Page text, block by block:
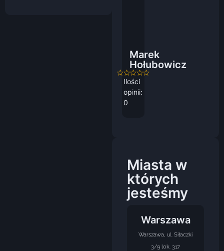
Marek
Hołubowicz
Ilości
opinii:
0
Miasta w
których
jesteśmy
Warszawa
Warszawa, ul. Siłaczki
3/9 lok. 317